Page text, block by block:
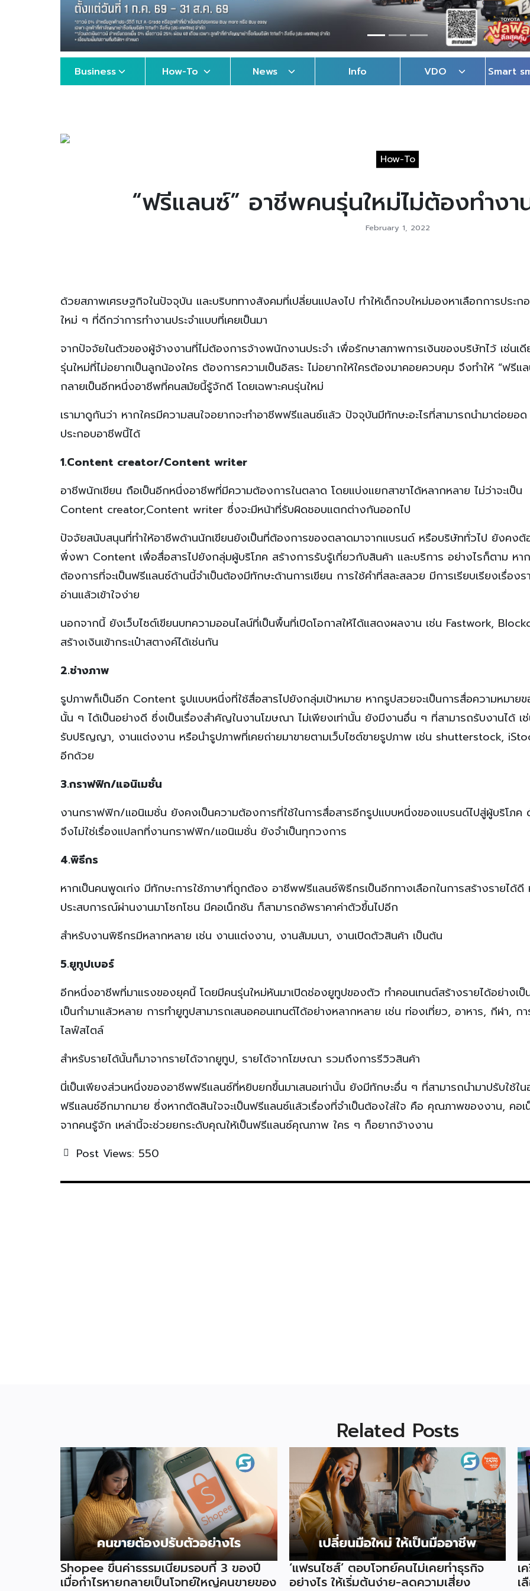
Business How-To News Info VDO Smart
How-To
“ฟรีแลนซ์” อาชีพคนรุ่นใหม่ไม่ต้องทำงา
February 1, 2022
ด้วยสภาพเศรษฐกิจในปัจจุบัน และบริบททางสังคมที่เปลี่ยนแปลงไป ทำให้เด็กจบใหม่มองหาเลือกการประก
ใหม่ ๆ ที่ดีกว่าการทำงานประจำแบบที่เคยเป็นมา
จากปัจจัยในตัวของผู้จ้างงานที่ไม่ต้องการจ้างพนักงานประจำ เพื่อรักษาสภาพการเงินของบริษัทไว้ เช่นเ
รุ่นใหม่ที่ไม่อยากเป็นลูกน้องใคร ต้องการความเป็นอิสระ ไม่อยากให้ใครต้องมาคอยควบคุม จึงทำให้ “ฟรีแ
กลายเป็นอีกหนึ่งอาชีพที่คนสมัยนี้รู้จักดี โดยเฉพาะคนรุ่นใหม่
เรามาดูกันว่า หากใครมีความสนใจอยากจะทำอาชีพฟรีแลนซ์แล้ว ปัจจุบันมีทักษะอะไรที่สามารถนำมาต่อยอด
ประกอบอาชีพนี้ได้
1.Content creator/Content writer
อาชีพนักเขียน ถือเป็นอีกหนึ่งอาชีพที่มีความต้องการในตลาด โดยแบ่งแยกสาขาได้หลากหลาย ไม่ว่าจะเป็น
Content creator,Content writer ซึ่งจะมีหน้าที่รับผิดชอบแตกต่างกันออกไป
ปัจจัยสนับสนุนที่ทำให้อาชีพด้านนักเขียนยังเป็นที่ต้องการของตลาดมาจากแบรนด์ หรือบริษัททั่วไป ยังคงต้
พึ่งพา Content เพื่อสื่อสารไปยังกลุ่มผู้บริโภค สร้างการรับรู้เกี่ยวกับสินค้า และบริการ อย่างไรก็ตาม หาก
ต้องการที่จะเป็นฟรีแลนซ์ด้านนี้จำเป็นต้องมีทักษะด้านการเขียน การใช้คำที่สละสลวย มีการเรียบเรียงเรื่องร
อ่านแล้วเข้าใจง่าย
นอกจากนี้ ยังเว็บไซต์เขียนบทความออนไลน์ที่เป็นพื้นที่เปิดโอกาสให้ได้แสดงผลงาน เช่น Fastwork,
สร้างเงินเข้ากระเป๋าสตางค์ได้เช่นกัน
2.ช่างภาพ
รูปภาพก็เป็นอีก Content รูปแบบหนึ่งที่ใช้สื่อสารไปยังกลุ่มเป้าหมาย หากรูปสวยจะเป็นการสื่อความหมาย
นั้น ๆ ได้เป็นอย่างดี ซึ่งเป็นเรื่องสำคัญในงานโฆษณา ไม่เพียงเท่านั้น ยังมีงานอื่น ๆ ที่สามารถรับงานได้ เ
รับปริญญา, งานแต่งงาน หรือนำรูปภาพที่เคยถ่ายมาขายตามเว็บไซต์ขายรูปภาพ เช่น shutterstock,
อีกด้วย
3.กราฟฟิก/แอนิเมชั่น
งานกราฟฟิก/แอนิเมชั่น ยังคงเป็นความต้องการที่ใช้ในการสื่อสารอีกรูปแบบหนึ่งของแบรนด์ไปสู่ผู้บริโภค
จึงไม่ใช่เรื่องแปลกที่งานกราฟฟิก/แอนิเมชั่น ยังจำเป็นทุกวงการ
4.พิธีกร
หากเป็นคนพูดเก่ง มีทักษะการใช้ภาษาที่ถูกต้อง อาชีพฟรีแลนซ์พิธีกรเป็นอีกทางเลือกในการสร้างรายได้ดี
ประสบการณ์ผ่านงานมาโชกโชน มีคอเน็กชัน ก็สามารถอัพราคาค่าตัวขึ้นไปอีก
สำหรับงานพิธีกรมีหลากหลาย เช่น งานแต่งงาน, งานสัมมนา, งานเปิดตัวสินค้า เป็นต้น
5.ยูทูปเบอร์
อีกหนึ่งอาชีพที่มาแรงของยุคนี้ โดยมีคนรุ่นใหม่หันมาเปิดช่องยูทูปของตัว ทำคอนเทนต์สร้างรายได้อย่างเป็
เป็นกำมาแล้วหลาย การทำยูทูปสามารถเสนอคอนเทนต์ได้อย่างหลากหลาย เช่น ท่องเที่ยว, อาหาร, กีฬา, กา
ไลฟ์สไตล์
สำหรับรายได้นั้นก็มาจากรายได้จากยูทูป, รายได้จากโฆษณา รวมถึงการรีวิวสินค้า
นี่เป็นเพียงส่วนหนึ่งของอาชีพฟรีแลนซ์ที่หยิบยกขึ้นมาเสนอเท่านั้น ยังมีทักษะอื่น ๆ ที่สามารถนำมาปรับใช้ใ
ฟรีแลนซ์อีกมากมาย ซึ่งหากตัดสินใจจะเป็นฟรีแลนซ์แล้วเรื่องที่จำเป็นต้องใส่ใจ คือ คุณภาพของงาน, คอเ
จากคนรู้จัก เหล่านี้จะช่วยยกระดับคุณให้เป็นฟรีแลนซ์คุณภาพ ใคร ๆ ก็อยากจ้างงาน
Post Views: 550
Related Posts
Shopee ขึ้นค่าธรรมเนียมรอบที่ 3 ของปี
เมื่อกำไรหายกลายเป็นโจทย์ใหญ่คนขายของ
‘แฟรนไชส์’ ตอบโจทย์คนไม่เคยทำธุรกิจ
อย่างไร ให้เริ่มต้นง่าย-ลดความเสี่ยง
เ
เ